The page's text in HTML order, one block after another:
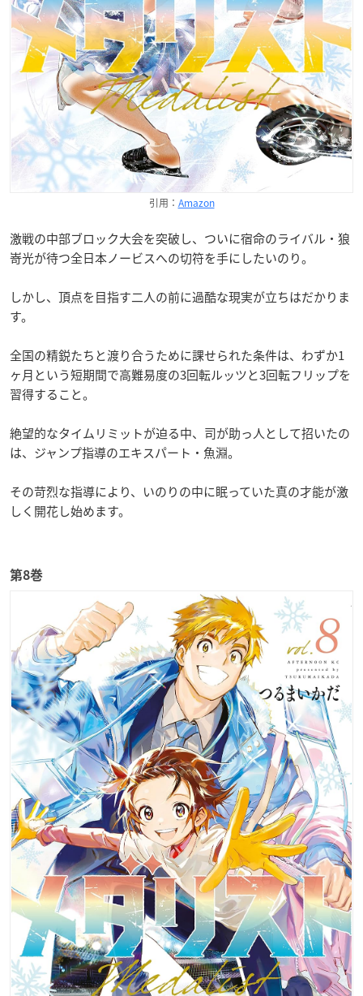
引用： Amazon
激戦の中部ブロック大会を突破し、ついに宿命のライバル・狼
嵜光が待つ全日本ノービスへの切符を手にしたいのり。
しかし、頂点を目指す二人の前に過酷な現実が立ちはだかりま
す。
全国の精鋭たちと渡り合うために課せられた条件は、わずか1
ヶ月という短期間で高難易度の3回転ルッツと3回転フリップを
習得すること。
絶望的なタイムリミットが迫る中、司が助っ人として招いたの
は、ジャンプ指導のエキスパート・魚淵。
その苛烈な指導により、いのりの中に眠っていた真の才能が激
しく開花し始めます。
第8巻